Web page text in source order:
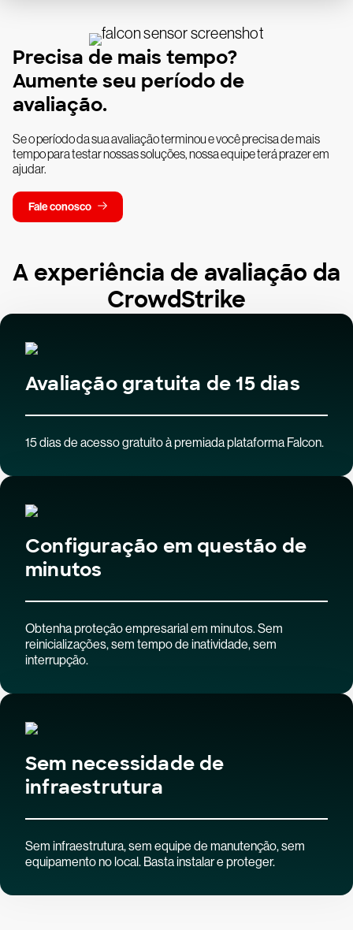
Precisa de mais tempo?
Aumente seu período de
avaliação.
Se o período da sua avaliação terminou e você precisa de mais
tempo para testar nossas soluções, nossa equipe terá prazer em
ajudar.
Fale conosco
A experiência de avaliação da
CrowdStrike
Avaliação gratuita de 15 dias
15 dias de acesso gratuito à premiada plataforma Falcon.
Configuração em questão de
minutos
Obtenha proteção empresarial em minutos. Sem
reinicializações, sem tempo de inatividade, sem
interrupção.
Sem necessidade de
infraestrutura
Sem infraestrutura, sem equipe de manutenção, sem
equipamento no local. Basta instalar e proteger.